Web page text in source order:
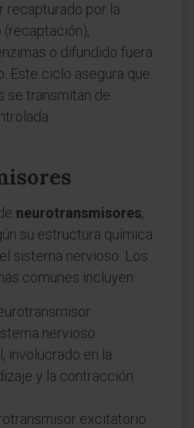
recapturado por la
(recaptación),
o difundido fuera
Este ciclo asegura que
se transmitan de
neurotransmisores,
su estructura química
sistema nervioso. Los
comunes incluyen:
nervioso
involucrado en la
y la contracción
excitatorio